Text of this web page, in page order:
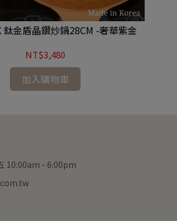
金盾晶鑽炒鍋28CM -奢華紫金
NT$3,480
加入購物車
10:00am - 6:00pm